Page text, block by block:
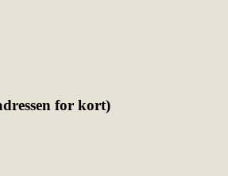
for kort)